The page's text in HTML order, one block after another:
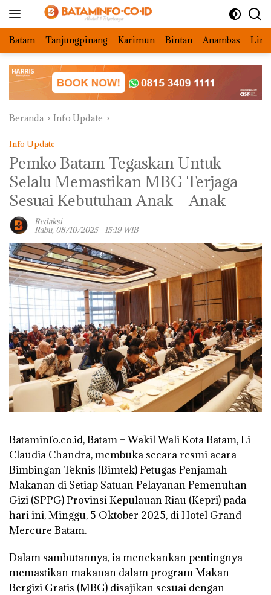
Batam Tanjungpinang Karimun Bintan Anambas
Beranda Info Update
Info Update
Pemko Batam Tegaskan Untuk
Selalu Memastikan MBG Terjaga
Sesuai Kebutuhan Anak – Anak
Redaksi
Rabu, 08/10/2025 - 15:19 WIB
Bataminfo.co.id, Batam – Wakil Wali Kota Batam, Li
Claudia Chandra, membuka secara resmi acara
Bimbingan Teknis (Bimtek) Petugas Penjamah
Makanan di Setiap Satuan Pelayanan Pemenuhan
Gizi (SPPG) Provinsi Kepulauan Riau (Kepri) pada
hari ini, Minggu, 5 Oktober 2025, di Hotel Grand
Mercure Batam.
Dalam sambutannya, ia menekankan pentingnya
memastikan makanan dalam program Makan
Bergizi Gratis (MBG) disajikan sesuai dengan